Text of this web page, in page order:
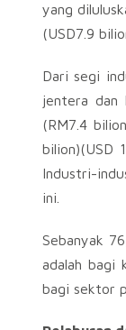
yang
(USD7.9
Dari segi
jentera dan
(RM7.4
bilion)(USD
Industri-
ini.
Sebanyak
adalah bagi
bagi sektor